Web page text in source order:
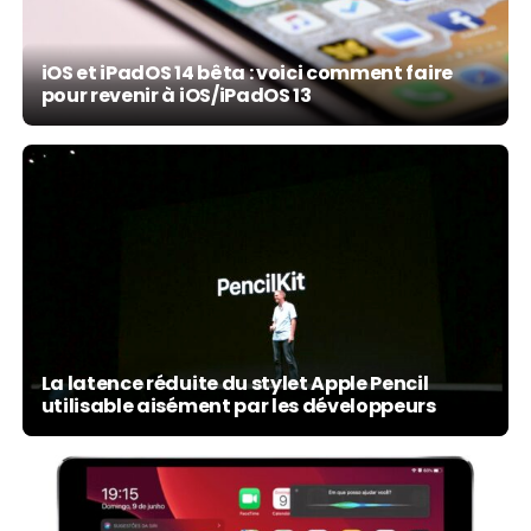
iOS et iPadOS 14 bêta : voici comment faire
pour revenir à iOS/iPadOS 13
La latence réduite du stylet Apple Pencil
utilisable aisément par les développeurs